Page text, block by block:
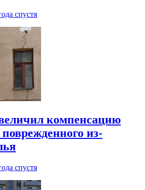
спустя
компенсацию
из-
спустя